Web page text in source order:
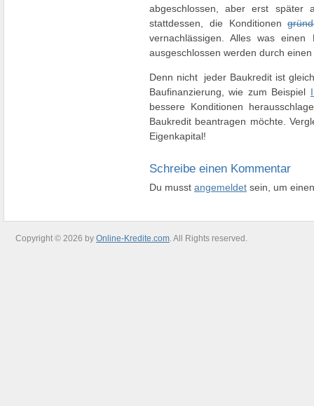
abgeschlossen, aber erst später
stattdessen, die Konditionen
vernachlässigen. Alles was
ausgeschlossen werden durch
Denn nicht jeder Baukredit ist
Baufinanzierung, wie zum Beispiel
bessere Konditionen
Baukredit beantragen möchte.
Eigenkapital!
Schreibe einen Kommentar
Du musst angemeldet sein, um
Copyright © 2026 by Online-Kredite.com. All Rights reserved.